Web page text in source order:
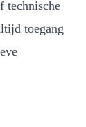
technische
toegang